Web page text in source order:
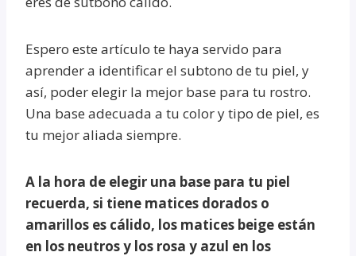
Espero este artículo te haya servido para
aprender a identificar el subtono de tu piel, y
así, poder elegir la mejor base para tu rostro.
Una base adecuada a tu color y tipo de piel, es
tu mejor aliada siempre.
A la hora de elegir una base para tu piel
recuerda, si tiene matices dorados o
amarillos es cálido, los matices beige están
en los neutros y los rosa y azul en los